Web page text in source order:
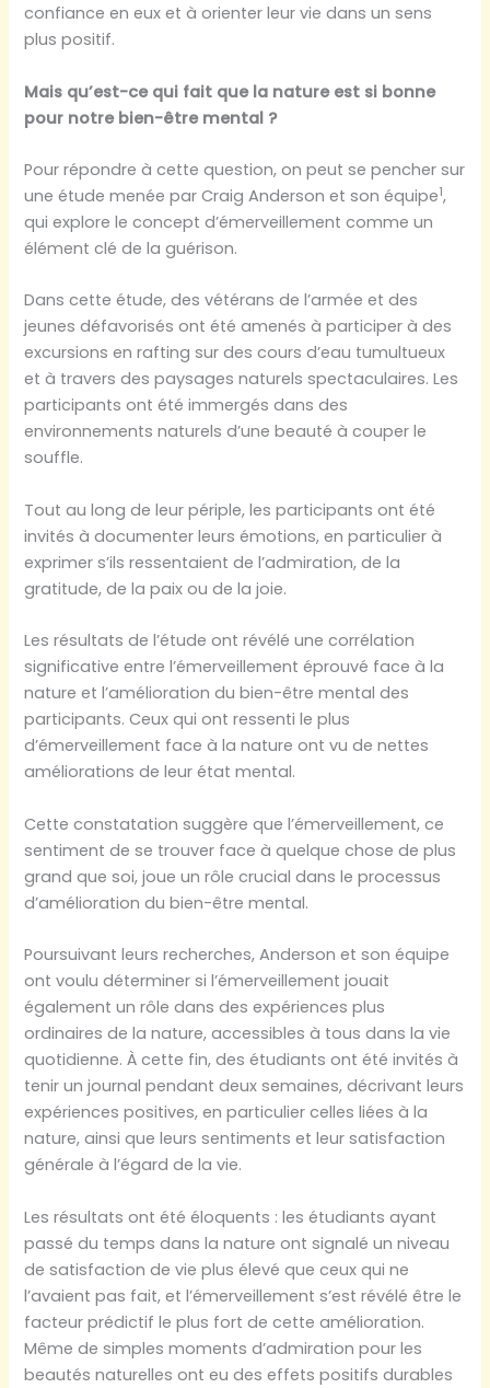
confiance en eux et à orienter leur vie dans un sens
plus positif.
Mais qu’est-ce qui fait que la nature est si bonne
pour notre bien-être mental ?
Pour répondre à cette question, on peut se pencher sur
une étude menée par Craig Anderson et son équipe1,
qui explore le concept d’émerveillement comme un
élément clé de la guérison.
Dans cette étude, des vétérans de l’armée et des
jeunes défavorisés ont été amenés à participer à des
excursions en rafting sur des cours d’eau tumultueux
et à travers des paysages naturels spectaculaires. Les
participants ont été immergés dans des
environnements naturels d’une beauté à couper le
souffle.
Tout au long de leur périple, les participants ont été
invités à documenter leurs émotions, en particulier à
exprimer s’ils ressentaient de l’admiration, de la
gratitude, de la paix ou de la joie.
Les résultats de l’étude ont révélé une corrélation
significative entre l’émerveillement éprouvé face à la
nature et l’amélioration du bien-être mental des
participants. Ceux qui ont ressenti le plus
d’émerveillement face à la nature ont vu de nettes
améliorations de leur état mental.
Cette constatation suggère que l’émerveillement, ce
sentiment de se trouver face à quelque chose de plus
grand que soi, joue un rôle crucial dans le processus
d’amélioration du bien-être mental.
Poursuivant leurs recherches, Anderson et son équipe
ont voulu déterminer si l’émerveillement jouait
également un rôle dans des expériences plus
ordinaires de la nature, accessibles à tous dans la vie
quotidienne. À cette fin, des étudiants ont été invités à
tenir un journal pendant deux semaines, décrivant leurs
expériences positives, en particulier celles liées à la
nature, ainsi que leurs sentiments et leur satisfaction
générale à l’égard de la vie.
Les résultats ont été éloquents : les étudiants ayant
passé du temps dans la nature ont signalé un niveau
de satisfaction de vie plus élevé que ceux qui ne
l’avaient pas fait, et l’émerveillement s’est révélé être le
facteur prédictif le plus fort de cette amélioration.
Même de simples moments d’admiration pour les
beautés naturelles ont eu des effets positifs durables